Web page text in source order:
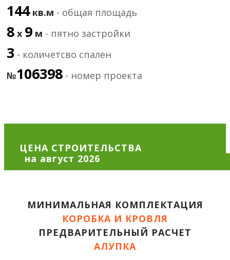
144 кв.м - общая площадь
8 х 9 м - пятно застройки
3 - количетсво спален
№106398 - номер проекта
ЦЕНА СТРОИТЕЛЬСТВА
МИНИМАЛЬНАЯ КОМПЛЕКТАЦИЯ
КОРОБКА И КРОВЛЯ
ПРЕДВАРИТЕЛЬНЫЙ РАСЧЕТ
АЛУПКА